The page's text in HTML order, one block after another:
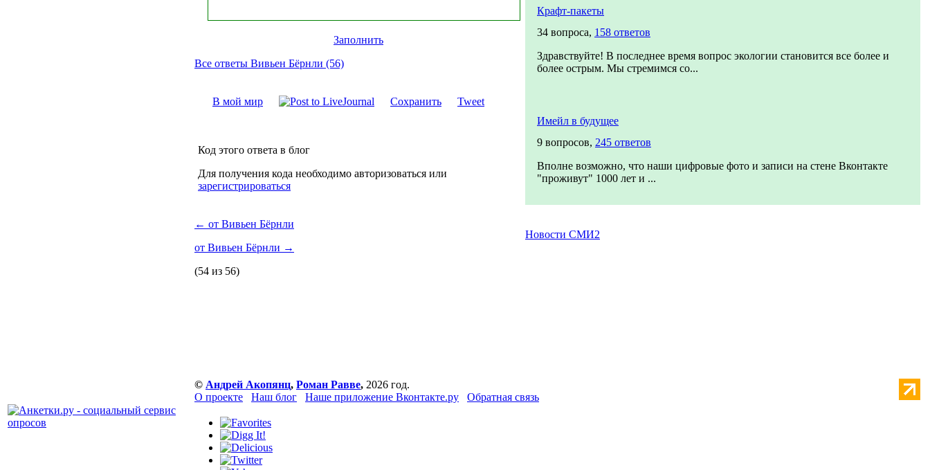
Заполнить
Все ответы Вивьен Бёрнли (56)
В мой мир Сохранить Tweet
Код этого ответа в блог
Для получения кода необходимо авторизоваться или
зарегистрироваться
← от Вивьен Бёрнли
от Вивьен Бёрнли →
(54 из 56)
Крафт-пакеты
34 вопроса, 158 ответов
Здравствуйте! В последнее время вопрос экологии становится все более и
более острым. Мы стремимся со...
Имейл в будущее
9 вопросов, 245 ответов
Вполне возможно, что наши цифровые фото и записи на стене Вконтакте
"проживут" 1000 лет и ...
Новости СМИ2
© Андрей Акопянц, Роман Равве, 2026 год.
О проекте
Наш блог Наше приложение Вконтакте.ру Обратная связь